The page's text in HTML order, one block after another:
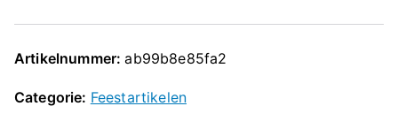
Artikelnummer:ab99b8e85fa2
Categorie: Feestartikelen